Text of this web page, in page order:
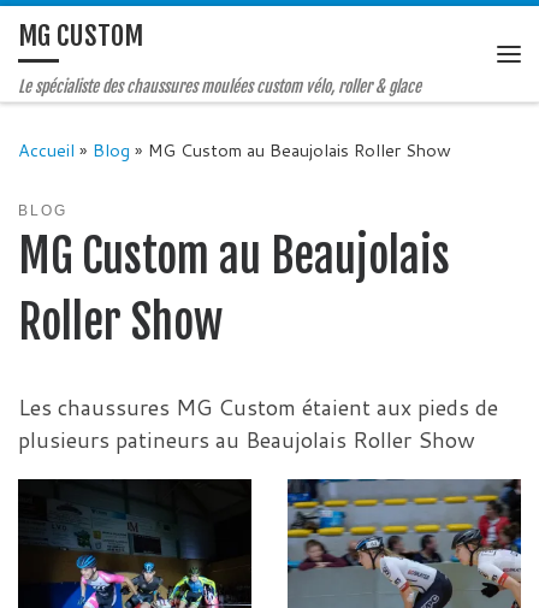
MG CUSTOM
Le spécialiste des chaussures moulées custom vélo, roller & glace
Accueil » Blog » MG Custom au Beaujolais Roller Show
BLOG
MG Custom au Beaujolais
Roller Show
Les chaussures MG Custom étaient aux pieds de
plusieurs patineurs au Beaujolais Roller Show